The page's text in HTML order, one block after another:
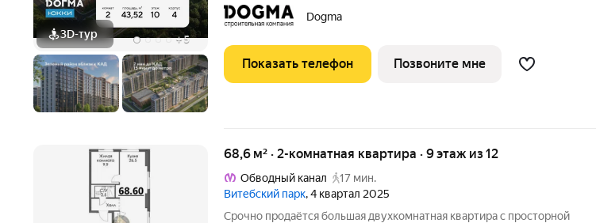
3D-тур +5
доступной социальной инфраструктурой. Жилой комплекс
расположен в
Dogma
Показать телефон Позвоните мне
68,6 м² · 2-комнатная квартира · 9 этаж из 12
Обводный канал
17 мин.
Витебский парк, 4 квартал 2025
Срочно продаётся большая двухкомнатная квартира с просторной